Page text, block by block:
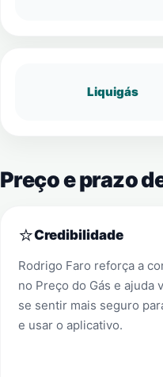
Liquigás
Preço e prazo
⭐Credibilidade
Rodrigo Faro reforça a
no Preço do Gás e ajuda
se sentir mais seguro
e usar o aplicativo.